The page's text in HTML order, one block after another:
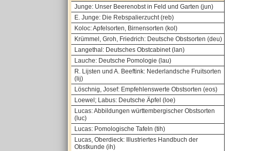
Junge: Unser Beerenobst in Feld und Garten (jun)
E. Junge: Die Rebspalierzucht (reb)
Koloc: Apfelsorten, Birnensorten (kol)
Krümmel, Groh, Friedrich: Deutsche Obstsorten (deu)
Langethal: Deutsches Obstcabinet (lan)
Lauche: Deutsche Pomologie (lau)
R. Lijsten und A. Beeftink: Nederlandsche Fruitsorten
(lij)
Löschnig, Josef: Empfehlenswerte Obstsorten (eos)
Loewel; Labus: Deutsche Äpfel (loe)
Lucas: Abbildungen württembergischer Obstsorten
(luc)
Lucas: Pomologische Tafeln (tih)
Lucas, Oberdieck: Illustriertes Handbuch der
Obstkunde (ih)